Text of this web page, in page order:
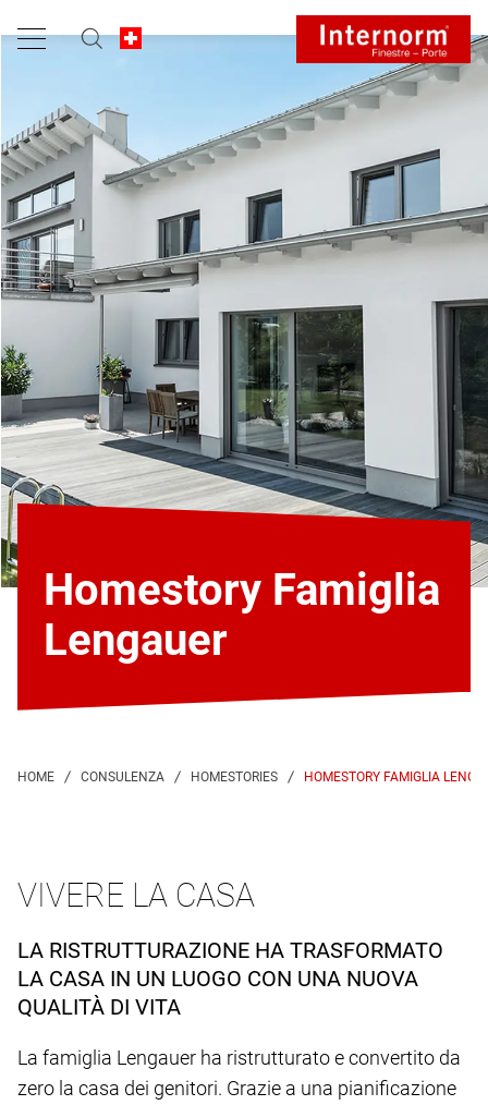
Homestory Famiglia
Lengauer
HOMESTORY FAMIGLIA
VIVERE LA CASA
LA RISTRUTTURAZIONE HA TRASFORMATO
LA CASA IN UN LUOGO CON UNA NUOVA
QUALITÀ DI VITA
La famiglia Lengauer ha ristrutturato e convertito da
zero la casa dei genitori. Grazie a una pianificazione